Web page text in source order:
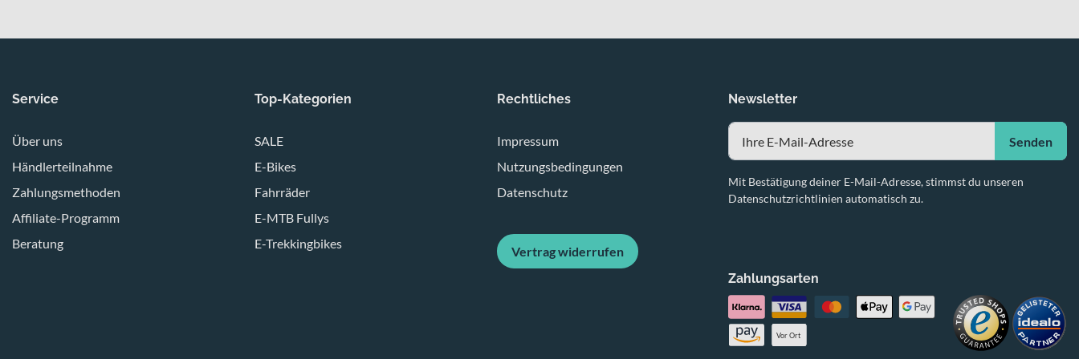
Service
Über uns
Händlerteilnahme
Zahlungsmethoden
Affiliate-Programm
Beratung
Top-Kategorien
SALE
E-Bikes
Fahrräder
E-MTB Fullys
E-Trekkingbikes
Rechtliches
Impressum
Nutzungsbedingungen
Datenschutz
Vertrag widerrufen
Newsletter
Senden
Mit Bestätigung deiner E-Mail-Adresse, stimmst du unseren
Datenschutzrichtlinien automatisch zu.
Zahlungsarten
Vor Ort